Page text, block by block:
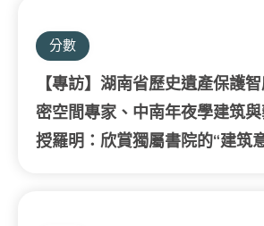
分數
【專訪】湖南省歷史遺產保護
密空間專家、中南年夜學建筑
授羅明：欣賞獨屬書院的“建筑